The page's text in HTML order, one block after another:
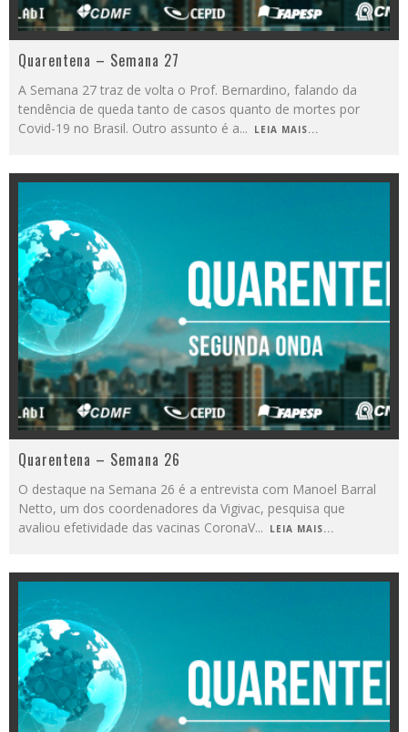
Quarentena – Semana 27
A Semana 27 traz de volta o Prof. Bernardino, falando da
tendência de queda tanto de casos quanto de mortes por
Covid-19 no Brasil. Outro assunto é a... LEIA MAIS...
Quarentena – Semana 26
O destaque na Semana 26 é a entrevista com Manoel Barral
Netto, um dos coordenadores da Vigivac, pesquisa que
avaliou efetividade das vacinas CoronaV... LEIA MAIS...